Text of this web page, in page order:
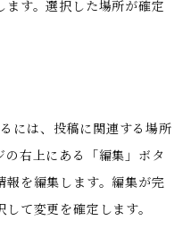
ます。選択した場所が確定
には、投稿に関連する場所
右上にある「編集」ボタ
報を編集します。編集が完
て変更を確定します。